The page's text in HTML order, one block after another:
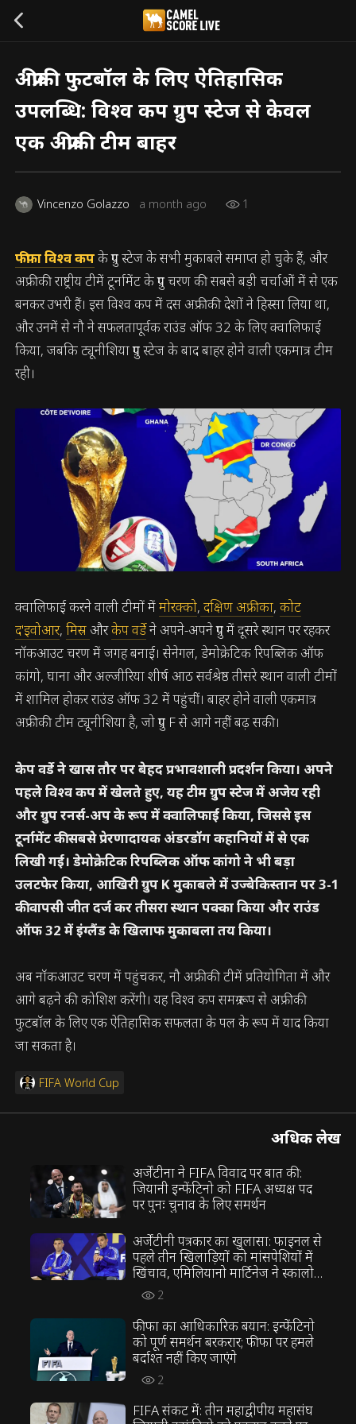
अफ्रीकी फुटबॉल के लिए ऐतिहासिक
उपलब्धि: विश्व कप ग्रुप स्टेज से केवल
एक अफ्रीकी टीम बाहर
Vincenzo Golazzo a month ago 1
फीफा विश्व कपके ग्रुप स्टेज के सभी मुकाबले समाप्त हो चुके हैं, और
अफ्रीकी राष्ट्रीय टीमें टूर्नामेंट के ग्रुप चरण की सबसे बड़ी चर्चाओं में से एक
बनकर उभरी हैं। इस विश्व कप में दस अफ्रीकी देशों ने हिस्सा लिया था,
और उनमें से नौ ने सफलतापूर्वक राउंड ऑफ 32 के लिए क्वालिफाई
किया, जबकि ट्यूनीशिया ग्रुप स्टेज के बाद बाहर होने वाली एकमात्र टीम
रही।
क्वालिफाई करने वाली टीमों मेंमोरक्को, दक्षिण अफ्रीका,कोट
द'इवोआर,मिस्र औरकेप वर्डेने अपने-अपने ग्रुप में दूसरे स्थान पर रहकर
नॉकआउट चरण में जगह बनाई। सेनेगल, डेमोक्रेटिक रिपब्लिक ऑफ
कांगो, घाना और अल्जीरिया शीर्ष आठ सर्वश्रेष्ठ तीसरे स्थान वाली टीमों
में शामिल होकर राउंड ऑफ 32 में पहुंचीं। बाहर होने वाली एकमात्र
अफ्रीकी टीम ट्यूनीशिया है, जो ग्रुप F से आगे नहीं बढ़ सकी।
केप वर्डे ने खास तौर पर बेहद प्रभावशाली प्रदर्शन किया। अपने
पहले विश्व कप में खेलते हुए, यह टीम ग्रुप स्टेज में अजेय रही
और ग्रुप रनर्स-अप के रूप में क्वालिफाई किया, जिससे इस
टूर्नामेंट की सबसे प्रेरणादायक अंडरडॉग कहानियों में से एक
लिखी गई। डेमोक्रेटिक रिपब्लिक ऑफ कांगो ने भी बड़ा
उलटफेर किया, आखिरी ग्रुप K मुकाबले में उज्बेकिस्तान पर 3-1
की वापसी जीत दर्ज कर तीसरा स्थान पक्का किया और राउंड
ऑफ 32 में इंग्लैंड के खिलाफ मुकाबला तय किया।
अब नॉकआउट चरण में पहुंचकर, नौ अफ्रीकी टीमें प्रतियोगिता में और
आगे बढ़ने की कोशिश करेंगी। यह विश्व कप समग्र रूप से अफ्रीकी
फुटबॉल के लिए एक ऐतिहासिक सफलता के पल के रूप में याद किया
जा सकता है।
FIFA World Cup
अधिक लेख
अर्जेंटीना ने FIFA विवाद पर बात की:
जियानी इन्फेंटिनो को FIFA अध्यक्ष पद
पर पुनः चुनाव के लिए समर्थन
अर्जेंटीनी पत्रकार का खुलासा: फाइनल से
पहले तीन खिलाड़ियों को मांसपेशियों में
खिंचाव, एमिलियानो मार्टिनेज ने स्कालोनी
की रणनीति का विरोध किया
2
फीफा का आधिकारिक बयान: इन्फेंटिनो
को पूर्ण समर्थन बरकरार; फीफा पर हमले
बर्दाश्त नहीं किए जाएंगे
2
FIFA संकट में: तीन महाद्वीपीय महासंघ